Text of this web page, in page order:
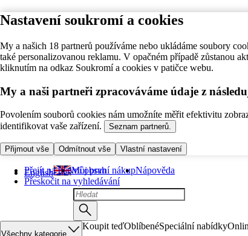
Nastavení soukromí a cookies
My a našich 18 partnerů používáme nebo ukládáme soubory
také personalizovanou reklamu. V opačném případě zůstanou
kliknutím na odkaz Soukromí a cookies v patičce webu.
My a naši partneři zpracováváme údaje z
Povolením souborů cookies nám umožníte měřit efektivitu
identifikovat vaše zařízení.
Seznam partnerů.
Přijmout vše Odmítnout vše Vlastní nastavení
Přejít na hlavní obsah
Přeskočit na vyhledávání
English Můj první nákupNápověda
Všechny kategorie
Koupit teďOblíbenéSpeciální nabídky